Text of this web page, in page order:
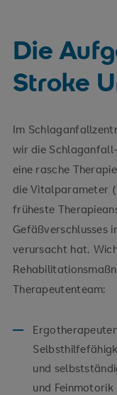
Die
Stroke
Im
wir die
eine rasche
die Vitalparameter
früheste
Gefäßverschlusses
verursacht hat.
Therapeutenteam:
und
und Feinmotorik